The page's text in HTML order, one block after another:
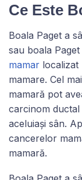
Ce Este
Boala Paget a
sau boala
mamar localizat
mamare. Cel
mamară pot
carcinom
aceluiași sân.
cancerelor
mamară.